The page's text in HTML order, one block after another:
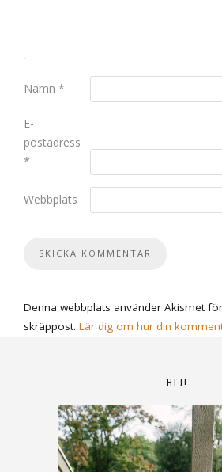
Namn *
E-
postadress
*
Webbplats
Denna webbplats använder Akismet
skräppost. Lär dig om hur din
HEJ!